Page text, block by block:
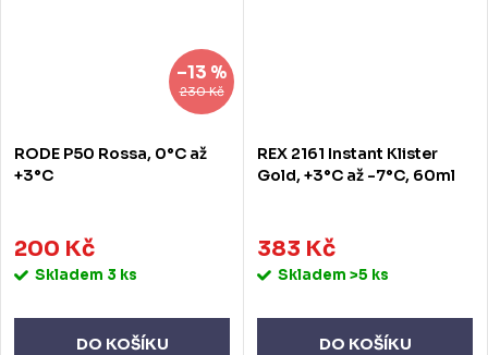
230 Kč
–13 %
RODE P50 Rossa, 0°C až
+3°C
200 Kč
Skladem 3 ks
DO KOŠÍKU
REX 2161 Instant Klister
Gold, +3°C až -7°C, 60ml
383 Kč
Skladem >5 ks
DO KOŠÍKU